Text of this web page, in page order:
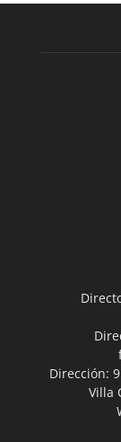
Dirección:
Villa